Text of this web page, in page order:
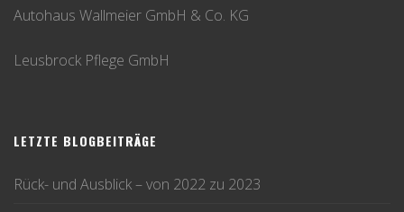
Autohaus Wallmeier GmbH & Co. KG
Leusbrock Pflege GmbH
LETZTE BLOGBEITRÄGE
Rück- und Ausblick – von 2022 zu 2023